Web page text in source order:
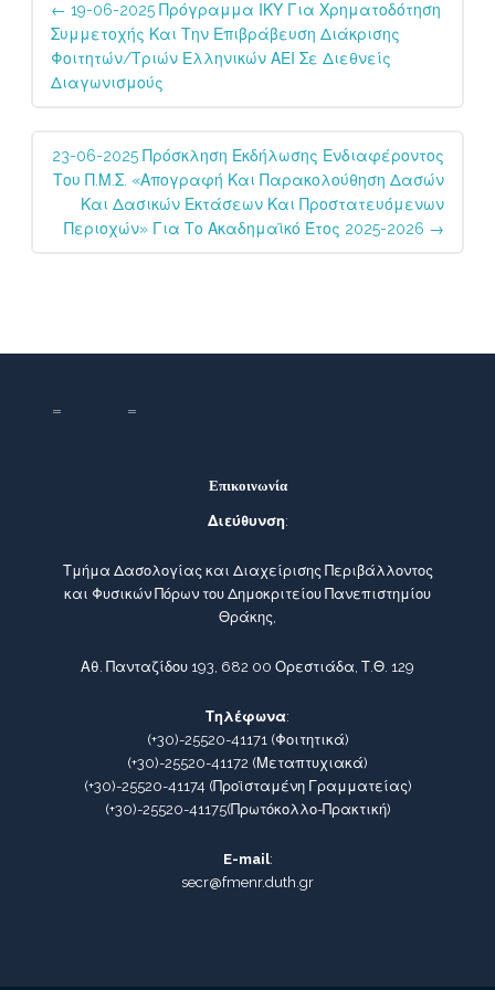
navigation
← 19-06-2025 Πρόγραμμα ΙΚΥ Για Χρηματοδότηση
Συμμετοχής Και Την Επιβράβευση Διάκρισης
Φοιτητών/τριών Ελληνικών ΑΕΙ Σε Διεθνείς
Διαγωνισμούς
23-06-2025 Πρόσκληση Εκδήλωσης Ενδιαφέροντος
Του Π.Μ.Σ. «Απογραφή Και Παρακολούθηση Δασών
Και Δασικών Εκτάσεων Και Προστατευόμενων
Περιοχών» Για Το Ακαδημαϊκό Έτος 2025-2026 →
Επικοινωνία
Διεύθυνση:
Τμήμα Δασολογίας και Διαχείρισης Περιβάλλοντος
και Φυσικών Πόρων του Δημοκριτείου Πανεπιστημίου
Θράκης,
Αθ. Πανταζίδου 193, 682 00 Ορεστιάδα, Τ.Θ. 129
Τηλέφωνα:
(+30)-25520-41171(Φοιτητικά)
(+30)-25520-41172 (Μεταπτυχιακά)
(+30)-25520-41174 (Προϊσταμένη Γραμματείας)
(+30)-25520-41175(Πρωτόκολλο-Πρακτική)
E-mail:
secr@fmenr.duth.gr